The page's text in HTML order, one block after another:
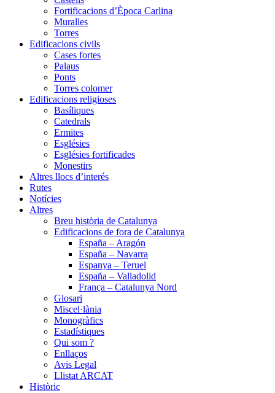
Fortificacions d’Època Carlina
Muralles
Torres
Edificacions civils
Cases fortes
Palaus
Ponts
Torres colomer
Edificacions religioses
Basíliques
Catedrals
Ermites
Esglésies
Esglésies fortificades
Monestirs
Altres llocs d’interés
Rutes
Notícies
Altres
Breu història de Catalunya
Edificacions de fora de Catalunya
España – Aragón
España – Navarra
Espanya – Teruel
España – Valladolid
França – Catalunya Nord
Glosari
Miscel·lània
Monogràfics
Estadístiques
Qui som ?
Enllaços
Avis Legal
Llistat ARCAT
Històric